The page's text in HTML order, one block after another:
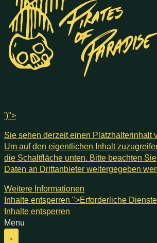
')">
Sie sehen derzeit einen Platzhalterinhalt
Um auf den eigentlichen Inhalt
die Schaltfläche unten. Bitte beachten
Daten an Drittanbieter weitergegeben
Weitere Informationen
Inhalte entsperren ">Erforderliche
Inhalte entsperren
Menu